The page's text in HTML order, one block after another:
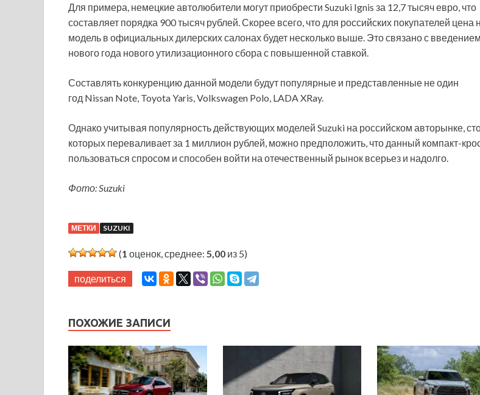
Для примера, немецкие автолюбители могут приобрести Suzuki Ignis за 12,7 тысяч евро, что
составляет порядка 900 тысяч рублей. Скорее всего, что для российских покупателей цена
модель в официальных дилерских салонах будет несколько выше. Это связано с
нового года нового утилизационного сбора с повышенной ставкой.
Составлять конкуренцию данной модели будут популярные и представленные не один
год Nissan Note, Toyota Yaris, Volkswagen Polo, LADA XRay.
Однако учитывая популярность действующих моделей Suzuki на российском авторынке,
которых переваливает за 1 миллион рублей, можно предположить, что данный компакт-
пользоваться спросом и способен войти на отечественный рынок всерьез и надолго.
Фото: Suzuki
МЕТКИ SUZUKI
(1 оценок, среднее: 5,00 из 5)
поделиться
ПОХОЖИЕ ЗАПИСИ